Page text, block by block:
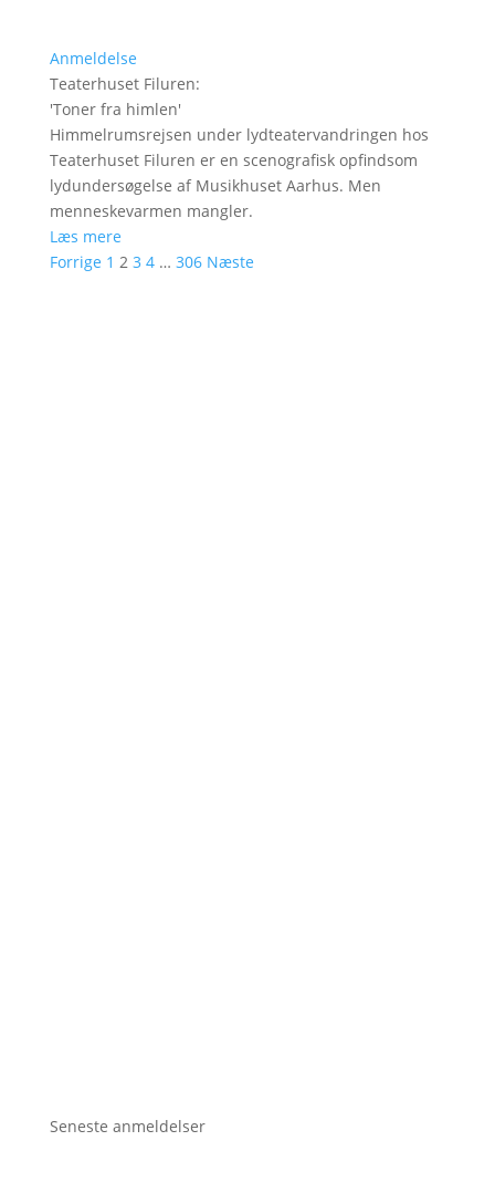
Anmeldelse
Teaterhuset Filuren:
'Toner fra himlen'
Himmelrumsrejsen under lydteatervandringen hos
Teaterhuset Filuren er en scenografisk opfindsom
lydundersøgelse af Musikhuset Aarhus. Men
menneskevarmen mangler.
Læs mere
Forrige 1 2 3 4 … 306 Næste
Seneste anmeldelser